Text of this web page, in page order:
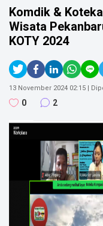
Kategori :
Education
Dki Jakarta, Jakarta
SOSIAL MEDIA
KOMDIK
KOMDIK
Komdik &
Wisata
KOTY 2024
13 November 2024 02:15 |
0 2